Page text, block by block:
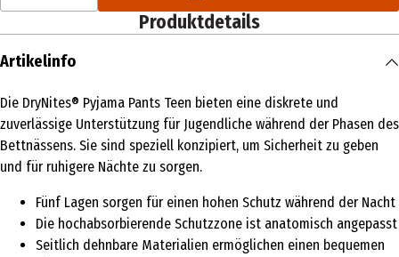
Produktdetails
Artikelinfo
Die DryNites® Pyjama Pants Teen bieten eine diskrete und
zuverlässige Unterstützung für Jugendliche während der Phasen des
Bettnässens. Sie sind speziell konzipiert, um Sicherheit zu geben
und für ruhigere Nächte zu sorgen.
Fünf Lagen sorgen für einen hohen Schutz während der Nacht
Die hochabsorbierende Schutzzone ist anatomisch angepasst
Seitlich dehnbare Materialien ermöglichen einen bequemen